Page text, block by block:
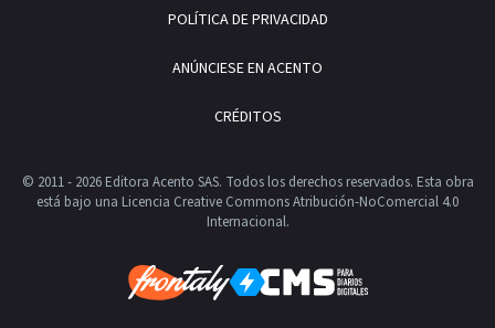
POLÍTICA DE PRIVACIDAD
ANÚNCIESE EN ACENTO
CRÉDITOS
© 2011 - 2026 Editora Acento SAS. Todos los derechos reservados. Esta obra
está bajo una Licencia Creative Commons Atribución-NoComercial 4.0
Internacional.